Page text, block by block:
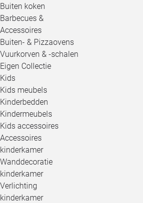
Buiten koken
Barbecues &
Accessoires
Buiten- & Pizzaovens
Vuurkorven & -schalen
Eigen Collectie
Kids
Kids meubels
Kinderbedden
Kindermeubels
Kids accessoires
Accessoires
kinderkamer
Wanddecoratie
kinderkamer
Verlichting
kinderkamer